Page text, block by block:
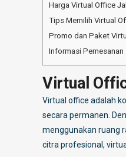
Harga Virtual Office
Tips Memilih Virtual
Promo dan Paket
Informasi Pemesanan
Virtual
Virtual office adalah
secara permanen.
menggunakan ruang
citra profesional,